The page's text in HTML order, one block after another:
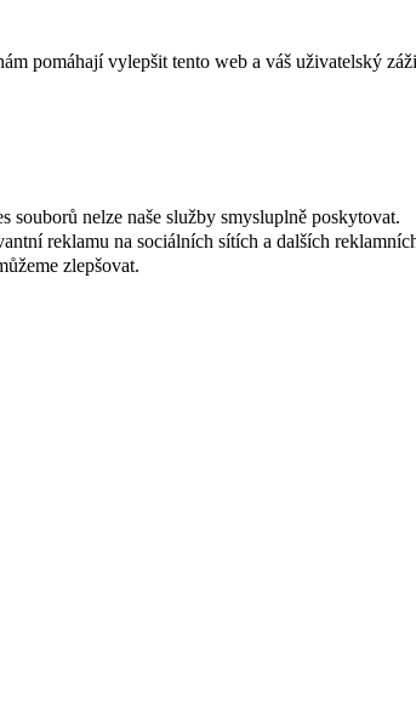
pomáhají vylepšit tento web a váš uživatelský
souborů nelze naše služby smysluplně poskytovat.
reklamu na sociálních sítích a dalších
zlepšovat.